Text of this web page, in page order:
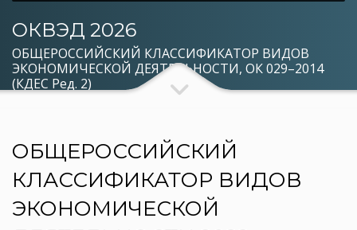
ОКВЭД 2026
ОБЩЕРОССИЙСКИЙ КЛАССИФИКАТОР ВИДОВ
ЭКОНОМИЧЕСКОЙ ДЕЯТЕЛЬНОСТИ, ОК 029–2014
(КДЕС Ред. 2)
ОБЩЕРОССИЙСКИЙ
КЛАССИФИКАТОР ВИДОВ
ЭКОНОМИЧЕСКОЙ